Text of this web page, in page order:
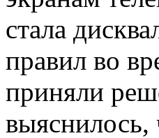
стала
правил во
приняли
выяснилось,